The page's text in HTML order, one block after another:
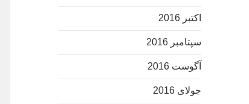
اکتبر 2016
سپتامبر 2016
آگوست 2016
جولای 2016